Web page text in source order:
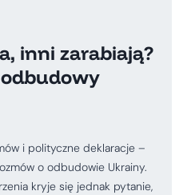
inni zarabiają?
i polityczne deklaracje –
o odbudowie Ukrainy.
kryje się jednak pytanie,